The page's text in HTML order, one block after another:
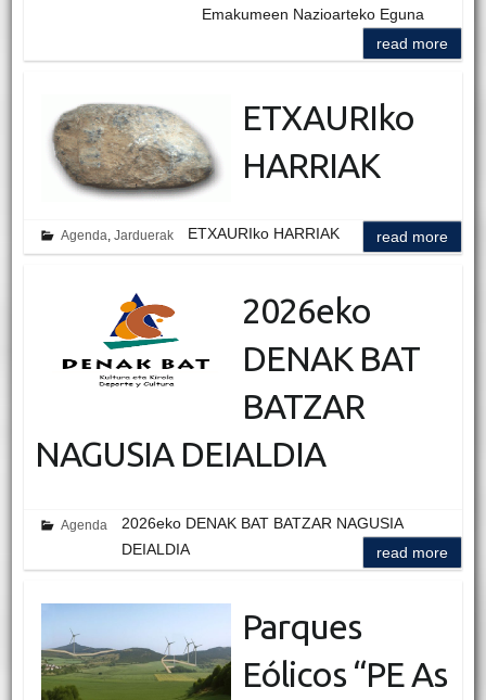
Emakumeen Nazioarteko Eguna
read more
ETXAURIko
HARRIAK
Agenda,Jarduerak ETXAURIko HARRIAK read more
2026eko
DENAK BAT
BATZAR
NAGUSIA DEIALDIA
Agenda
2026eko DENAK BAT BATZAR NAGUSIA
DEIALDIA
read more
Parques
Eólicos “PE As